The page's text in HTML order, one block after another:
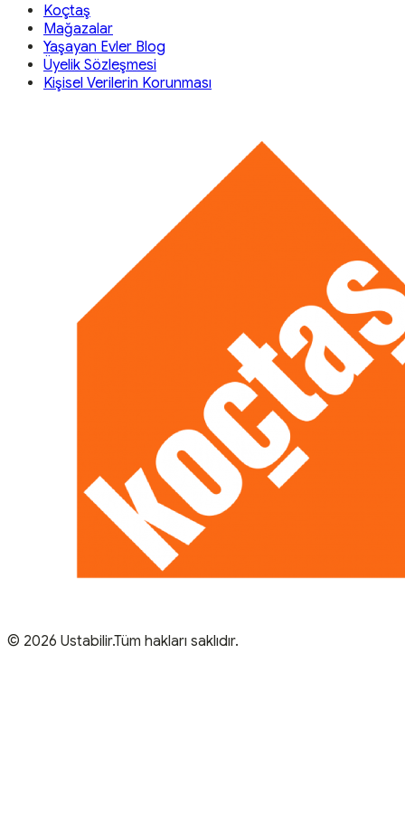
Koçtaş
Mağazalar
Yaşayan Evler Blog
Üyelik Sözleşmesi
Kişisel Verilerin Korunması
© 2026 Ustabilir.Tüm hakları saklıdır.